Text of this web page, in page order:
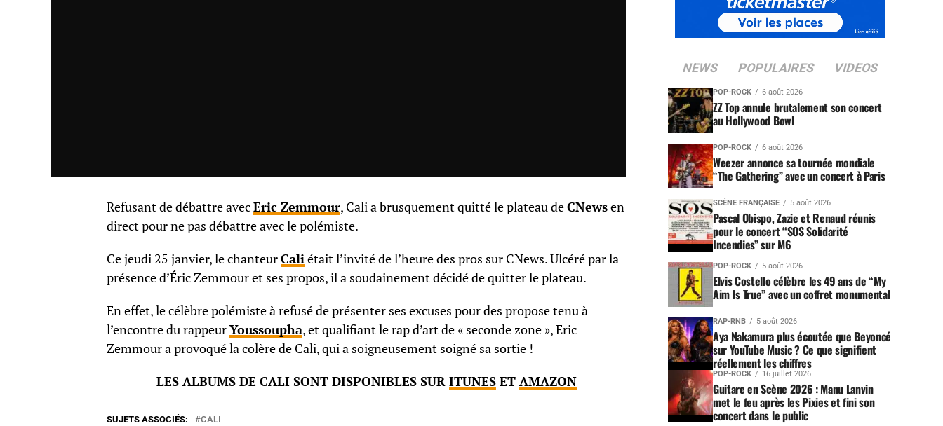
Refusant de débattre avecEric Zemmour, Cali a brusquement quitté le plateau deCNewsen
direct pour ne pas débattre avec le polémiste.
Ce jeudi 25 janvier, le chanteurCaliétait l’invité de l’heure des pros sur CNews. Ulcéré par la
présence d’Éric Zemmour et ses propos, il a soudainement décidé de quitter le plateau.
En effet, le célèbre polémiste à refusé de présenter ses excuses pour des propose tenu à
l’encontre du rappeurYoussoupha, et qualifiant le rap d’art de « seconde zone », Eric
Zemmour a provoqué la colère de Cali, qui a soigneusement soigné sa sortie !
LES ALBUMS DE CALI SONT DISPONIBLES SUR ITUNESET AMAZON
SUJETS ASSOCIÉS: CALI
NEWS POPULAIRES VIDEOS
POP-ROCK 6 août 2026
ZZ Top annule brutalement son concert
au Hollywood Bowl
POP-ROCK 6 août 2026
Weezer annonce sa tournée mondiale
“The Gathering” avec un concert à Paris
SCÈNE FRANÇAISE 5 août 2026
Pascal Obispo, Zazie et Renaud réunis
pour le concert “SOS Solidarité
Incendies” sur M6
POP-ROCK 5 août 2026
Elvis Costello célèbre les 49 ans de “My
Aim Is True” avec un coffret monumental
RAP-RNB 5 août 2026
Aya Nakamura plus écoutée que Beyoncé
sur YouTube Music ? Ce que signifient
réellement les chiffres
POP-ROCK 16 juillet 2026
Guitare en Scène 2026 : Manu Lanvin
met le feu après les Pixies et fini son
concert dans le public